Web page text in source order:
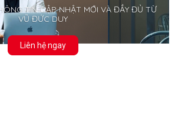
TIN CẬP NHẬT MỚI VÀ ĐẦY ĐỦ TỪ
VŨ ĐỨC DUY
Liên hệ ngay